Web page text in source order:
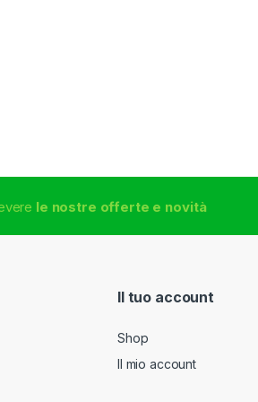
le nostre offerte e novità
Il tuo account
Shop
Il mio account